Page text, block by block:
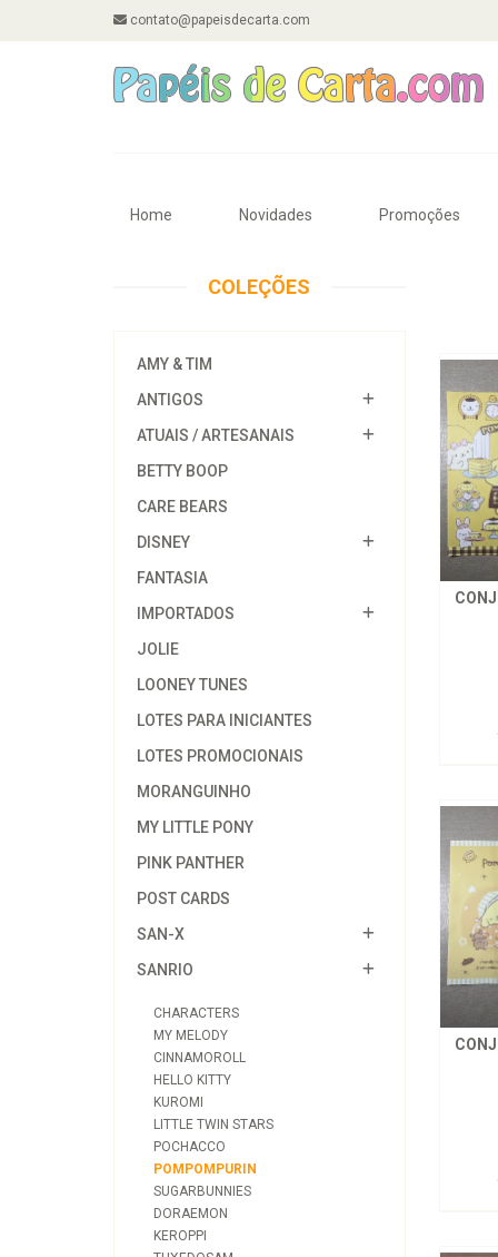
contato@papeisdecarta.com
Home Novidades Promoções
COLEÇÕES
AMY & TIM
ANTIGOS
ATUAIS / ARTESANAIS
BETTY BOOP
CARE BEARS
DISNEY
FANTASIA
IMPORTADOS
JOLIE
LOONEY TUNES
LOTES PARA INICIANTES
LOTES PROMOCIONAIS
MORANGUINHO
MY LITTLE PONY
PINK PANTHER
POST CARDS
SAN-X
SANRIO
CHARACTERS
MY MELODY
CINNAMOROLL
HELLO KITTY
KUROMI
LITTLE TWIN STARS
POCHACCO
POMPOMPURIN
SUGARBUNNIES
DORAEMON
KEROPPI